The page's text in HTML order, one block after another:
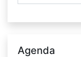
Agenda